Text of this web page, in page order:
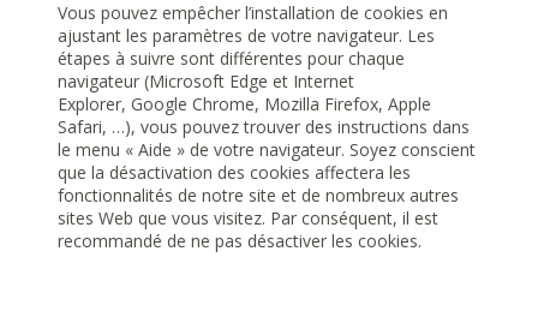
Vous pouvez empêcher l’installation de cookies en
ajustant les paramètres de votre navigateur. Les
étapes à suivre sont différentes pour chaque
navigateur (Microsoft Edge et Internet
Explorer, Google Chrome, Mozilla Firefox, Apple
Safari, …), vous pouvez trouver des instructions dans
le menu « Aide » de votre navigateur. Soyez conscient
que la désactivation des cookies affectera les
fonctionnalités de notre site et de nombreux autres
sites Web que vous visitez. Par conséquent, il est
recommandé de ne pas désactiver les cookies.